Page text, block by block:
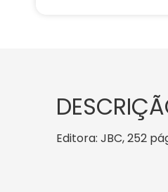
Editora: JBC, 252